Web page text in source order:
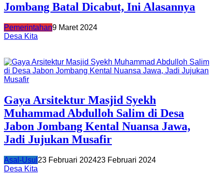
Jombang Batal Dicabut, Ini Alasannya
Pemerintahan9 Maret 2024
Desa Kita
Gaya Arsitektur Masjid Syekh
Muhammad Abdulloh Salim di Desa
Jabon Jombang Kental Nuansa Jawa,
Jadi Jujukan Musafir
Asal-Usul 23 Februari 202423 Februari 2024
Desa Kita